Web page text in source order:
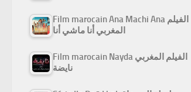
Film marocain Ana Machi Ana الفيلم
المغربي أنا ماشي أنا
Film marocain Nayda الفيلم المغربي
نايضة